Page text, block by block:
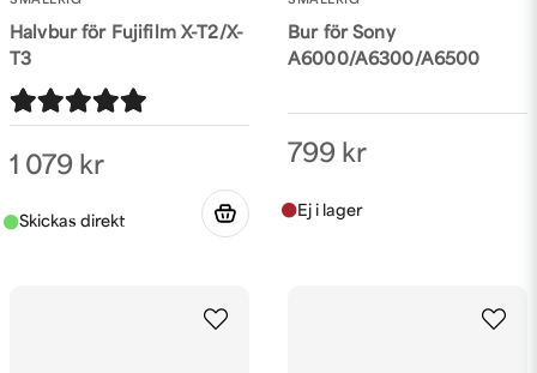
Halvbur för Fujifilm X-T2/X-
T3
1 079 kr
Bur för Sony
A6000/A6300/A6500
799 kr